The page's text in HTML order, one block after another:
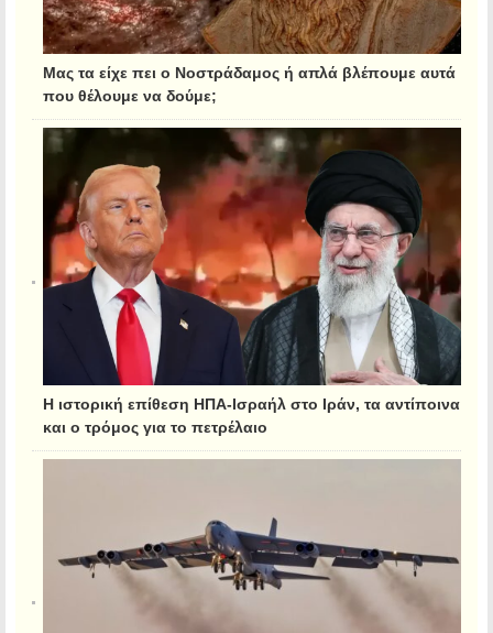
Μας τα είχε πει ο Νοστράδαμος ή απλά βλέπουμε αυτά
που θέλουμε να δούμε;
Η ιστορική επίθεση ΗΠΑ-Ισραήλ στο Ιράν, τα αντίποινα
και ο τρόμος για το πετρέλαιο